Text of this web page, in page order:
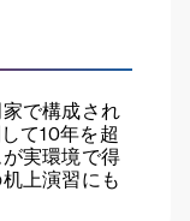
で構成され
て10年を超
実環境で得
上演習にも